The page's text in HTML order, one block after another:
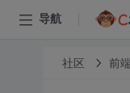
导航
社区 前